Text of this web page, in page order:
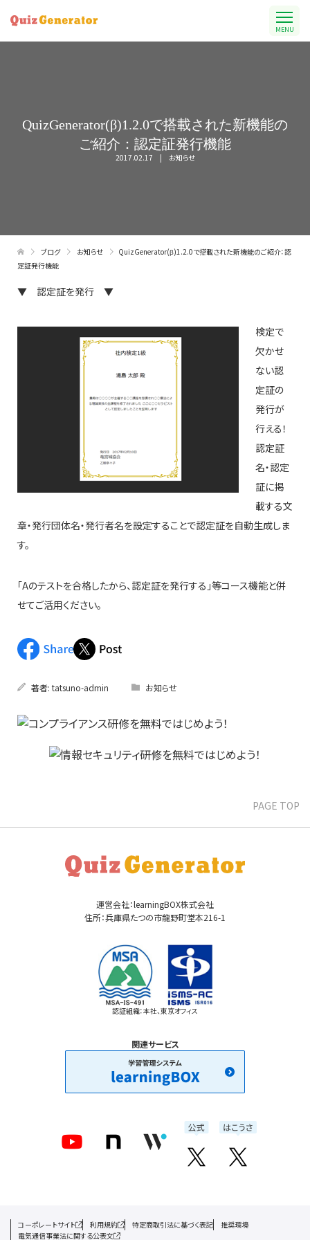
MENU
QuizGenerator(β)1.2.0で搭載された新機能の
ご紹介：認定証発行機能
2017.02.17 お知らせ
ブログ お知らせ
QuizGenerator(β)1.2.0で搭載された新機能のご紹介：認
定証発行機能
▼ 認定証を発行 ▼
検定で
欠かせ
ない認
定証の
発行が
行える！
認定証
名・認定
証に掲
載する文
章・発行団体名・発行者名を設定することで認定証を自動生成しま
す。
「Aのテストを合格したから、認定証を発行する」等コース機能と併
せてご活用ください。
著者: tatsuno-admin お知らせ
PAGE TOP
運営会社：learningBOX株式会社
住所：兵庫県たつの市龍野町堂本216-1
認証組織：本社、東京オフィス
関連サービス
コーポレートサイト 利用規約 特定商取引法に基づく表記
推奨環境
電気通信事業法に関する公表文